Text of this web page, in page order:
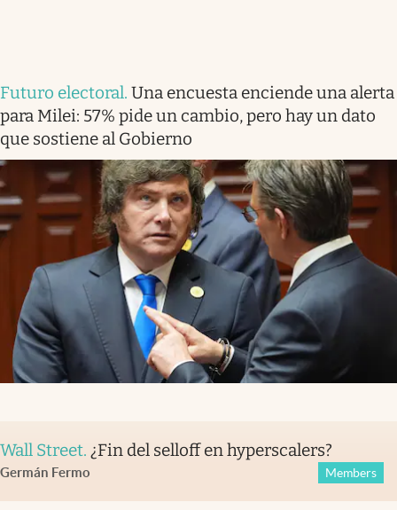
Futuro electoral. Una encuesta enciende una alerta
para Milei: 57% pide un cambio, pero hay un dato
que sostiene al Gobierno
Wall Street. ¿Fin del selloff en hyperscalers?
Germán Fermo Members